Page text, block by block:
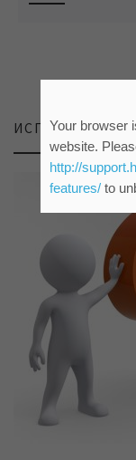
ИСПИТИВАЊЕ
Your browser
website.
http://
features/to